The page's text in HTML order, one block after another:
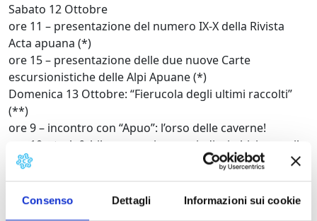
Consenso Dettagli Informazioni sui cookie
Sabato 12 Ottobre
ore 11 – presentazione del numero IX-X della Rivista
Acta apuana (*)
ore 15 – presentazione delle due nuove Carte
escursionistiche delle Alpi Apuane (*)
Domenica 13 Ottobre: “Fierucola degli ultimi raccolti”
(**)
ore 9 – incontro con “Apuo”: l’orso delle caverne!
ore 10 – trek & bike: escursione a piedi e in bici verso il
Sumbra
ore 11 – prima vendemmia del Merlot di Bosa e
macinatura del Formenton ottofile
ore 12 – inaugurazione della vineria “Taberna frigida”